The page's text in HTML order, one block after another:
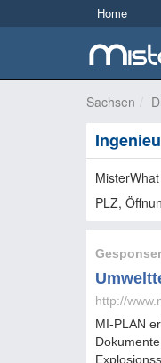
Home
Sachsen
PLZ,